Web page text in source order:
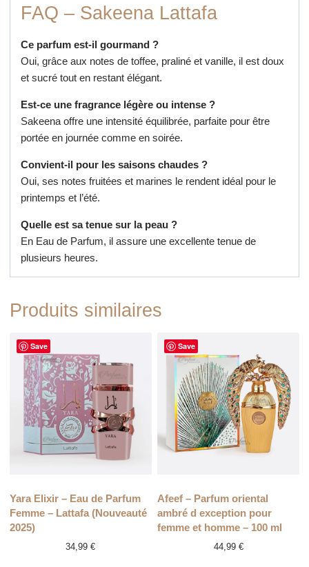
FAQ – Sakeena Lattafa
Ce parfum est-il gourmand ?
Oui, grâce aux notes de toffee, praliné et vanille, il est doux
et sucré tout en restant élégant.
Est-ce une fragrance légère ou intense ?
Sakeena offre une intensité équilibrée, parfaite pour être
portée en journée comme en soirée.
Convient-il pour les saisons chaudes ?
Oui, ses notes fruitées et marines le rendent idéal pour le
printemps et l’été.
Quelle est sa tenue sur la peau ?
En Eau de Parfum, il assure une excellente tenue de
plusieurs heures.
Produits similaires
Save
Yara Elixir – Eau de Parfum
Femme – Lattafa (Nouveauté
2025)
34,99€
Save
Afeef – Parfum oriental
ambré d exception pour
femme et homme – 100 ml
44,99 €